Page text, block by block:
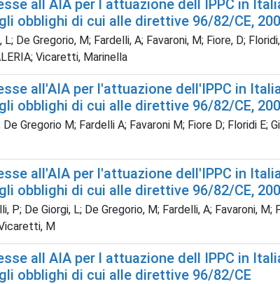
all AIA per l attuazione dell IPPC in
obblighi di cui alle direttive 96/82/CE,
De Gregorio, M; Fardelli, A; Favaroni, M; Fiore, D;
Vicaretti, Marinella
all'AIA per l'attuazione dell'IPPC in
obblighi di cui alle direttive 96/82/CE,
Gregorio M; Fardelli A; Favaroni M; Fiore D; Floridi
all'AIA per l'attuazione dell'IPPC in
obblighi di cui alle direttive 96/82/CE,
P; De Giorgi, L; De Gregorio, M; Fardelli, A; Favaroni,
M
all AIA per l attuazione dell IPPC in
obblighi di cui alle direttive 96/82/CE